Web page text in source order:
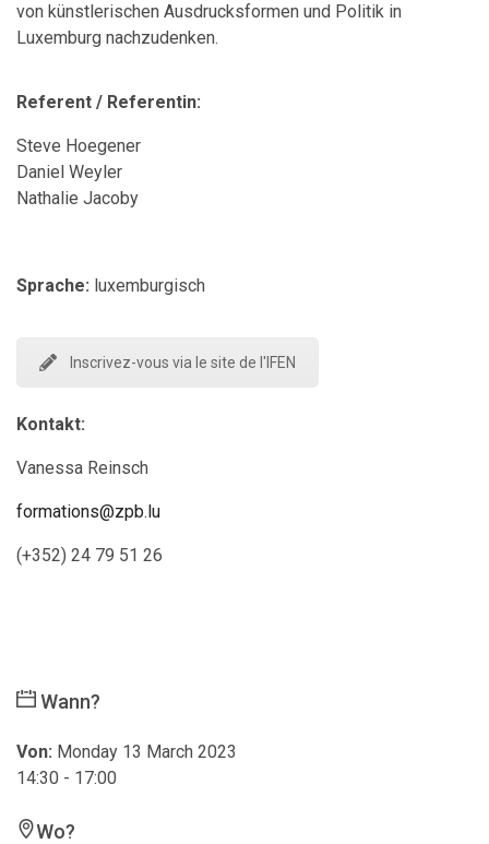
von künstlerischen Ausdrucksformen und Politik in
Luxemburg nachzudenken.
Referent / Referentin:
Steve Hoegener
Daniel Weyler
Nathalie Jacoby
Sprache: luxemburgisch
Inscrivez-vous via le site de l'IFEN
Kontakt:
Vanessa Reinsch
formations@zpb.lu
(+352) 24 79 51 26
Wann?
Von: Monday 13 March 2023
14:30 - 17:00
Wo?